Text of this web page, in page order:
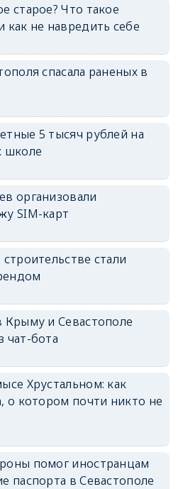
старое? Что такое
не навредить себе
спасала раненых в
5 тысяч рублей на
школе
организовали
SIM-карт
стали
и Севастополе
чат-бота
Хрустальном: как
о котором почти никто не
помог иностранцам
паспорта в Севастополе